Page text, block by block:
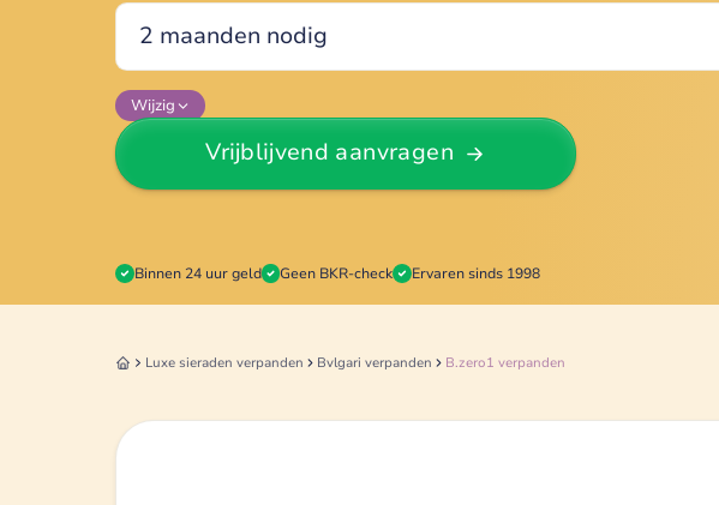
Wijzig
Vrijblijvend aanvragen
Binnen 24 uur geld Geen BKR-check Ervaren sinds 1998
Luxe sieraden verpanden Bvlgari verpanden B.zero1 verpanden